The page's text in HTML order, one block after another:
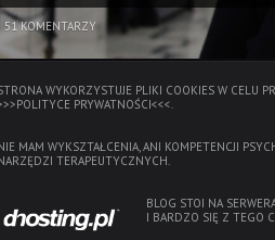
51 KOMENTARZY
WYKORZYSTUJE PLIKI COOKIES W CELU
PRYWATNOŚCI<<<.
MAM WYKSZTAŁCENIA, ANI KOMPETENCJI
TERAPEUTYCZNYCH.
BLOG STOI NA
I BARDZO SIĘ Z TEGO